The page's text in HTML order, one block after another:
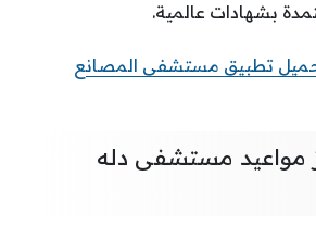
بشهادات عالمية.
تطبيق مستشفى المصانع
مستشفى دله